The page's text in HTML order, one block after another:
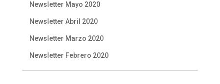
Newsletter Mayo 2020
Newsletter Abril 2020
Newsletter Marzo 2020
Newsletter Febrero 2020